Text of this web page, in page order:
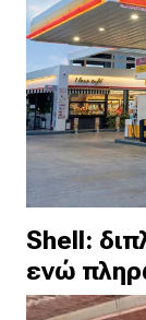
Shell:
ενώ